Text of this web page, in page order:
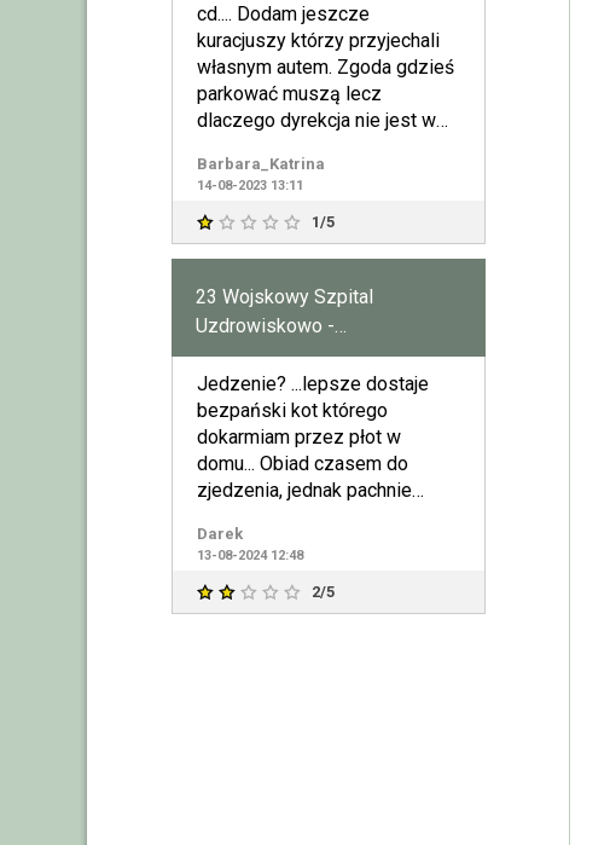
cd.... Dodam jeszcze
kuracjuszy którzy przyjechali
własnym autem. Zgoda gdzieś
parkować muszą lecz
dlaczego dyrekcja nie jest w
odpowiedniego
Barbara_Katrina
14-08-2023 13:11
1/5
23 Wojskowy Szpital
Uzdrowiskowo -
RehabilitacyjnySPZOZ
Jedzenie? ...lepsze dostaje
bezpański kot którego
dokarmiam przez płot w
domu... Obiad czasem do
zjedzenia, jednak pachnie
nie intere
Darek
13-08-2024 12:48
2/5